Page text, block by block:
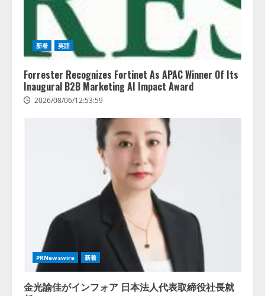
新着 英語
Forrester Recognizes Fortinet As APAC Winner Of Its
Inaugural B2B Marketing AI Impact Award
2026/08/06/12:53:59
PRNewswire 新着
金光諭佳がインフォア 日本法人代表取締役社長就
レアラ、『AIはどの法律事務所を
推薦するのか』について 企業法
務系70事務所×5つのAIで実態調査
を実施